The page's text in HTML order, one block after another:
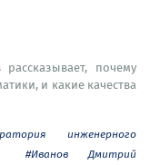
почему
и какие качества
инженерного
#Иванов Дмитрий